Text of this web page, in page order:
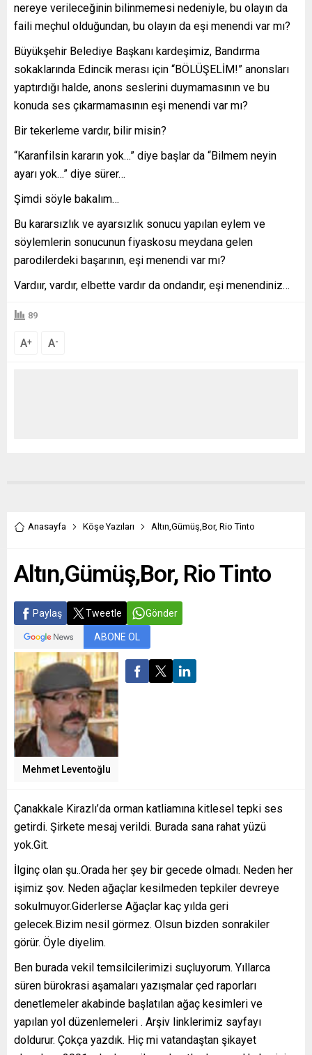
nereye verileceğinin bilinmemesi nedeniyle, bu olayın da
faili meçhul olduğundan, bu olayın da eşi menendi var mı?
Büyükşehir Belediye Başkanı kardeşimiz, Bandırma
sokaklarında Edincik merası için “BÖLÜŞELİM!” anonsları
yaptırdığı halde, anons seslerini duymamasının ve bu
konuda ses çıkarmamasının eşi menendi var mı?
Bir tekerleme vardır, bilir misin?
“Karanfilsin kararın yok…” diye başlar da “Bilmem neyin
ayarı yok…” diye sürer…
Şimdi söyle bakalım…
Bu kararsızlık ve ayarsızlık sonucu yapılan eylem ve
söylemlerin sonucunun fiyaskosu meydana gelen
parodilerdeki başarının, eşi menendi var mı?
Vardıır, vardır, elbette vardır da ondandır, eşi menendiniz…
89
A+ A-
Anasayfa Köşe Yazıları Altın,Gümüş,Bor, Rio Tinto
Altın,Gümüş,Bor, Rio Tinto
Paylaş Tweetle Gönder
ABONE OL
Mehmet Leventoğlu
Çanakkale Kirazlı’da orman katliamına kitlesel tepki ses
getirdi. Şirkete mesaj verildi. Burada sana rahat yüzü
yok.Git.
İlginç olan şu..Orada her şey bir gecede olmadı. Neden her
işimiz şov. Neden ağaçlar kesilmeden tepkiler devreye
sokulmuyor.Giderlerse Ağaçlar kaç yılda geri
gelecek.Bizim nesil görmez. Olsun bizden sonrakiler
görür. Öyle diyelim.
Ben burada vekil temsilcilerimizi suçluyorum. Yıllarca
süren bürokrasi aşamaları yazışmalar çed raporları
denetlemeler akabinde başlatılan ağaç kesimleri ve
yapılan yol düzenlemeleri . Arşiv linklerimiz sayfayı
doldurur. Çokça yazdık. Hiç mi vatandaştan şikayet